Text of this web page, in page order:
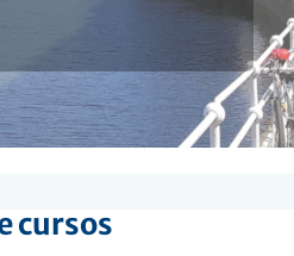
cursos